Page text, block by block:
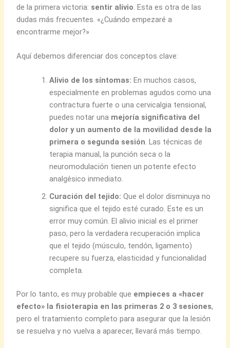
de la primera victoria: sentir alivio. Esta es otra de las
dudas más frecuentes. «¿Cuándo empezaré a
encontrarme mejor?»
Aquí debemos diferenciar dos conceptos clave:
Alivio de los síntomas: En muchos casos,
especialmente en problemas agudos como una
contractura fuerte o una cervicalgia tensional,
puedes notar una mejoría significativa del
dolor y un aumento de la movilidad desde la
primera o segunda sesión. Las técnicas de
terapia manual, la punción seca o la
neuromodulación tienen un potente efecto
analgésico inmediato.
Curación del tejido: Que el dolor disminuya no
significa que el tejido esté curado. Este es un
error muy común. El alivio inicial es el primer
paso, pero la verdadera recuperación implica
que el tejido (músculo, tendón, ligamento)
recupere su fuerza, elasticidad y funcionalidad
completa.
Por lo tanto, es muy probable que empieces a «hacer
efecto» la fisioterapia en las primeras 2 o 3 sesiones,
pero el tratamiento completo para asegurar que la lesión
se resuelva y no vuelva a aparecer, llevará más tiempo.